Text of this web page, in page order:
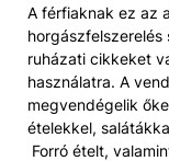
A férfiaknak ez az
ruházati cikkeket
használatra. A
megvendégelik
ételekkel,
Forró ételt,